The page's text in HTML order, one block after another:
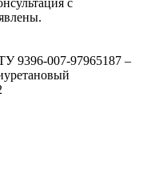
9396-007-97965187 –